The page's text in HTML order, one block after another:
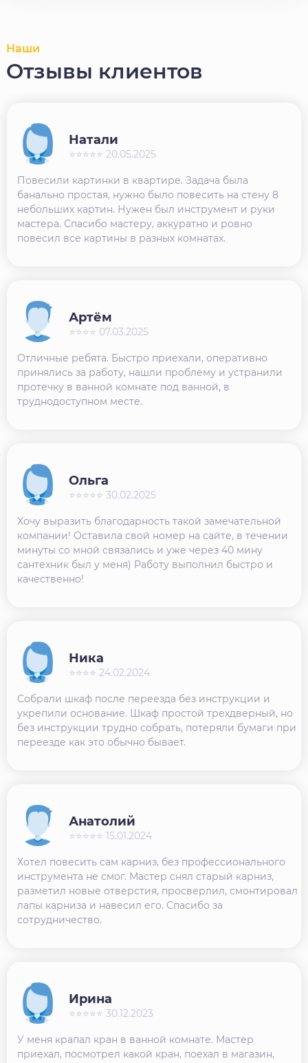
Наши
Отзывы клиентов
Повесили картинки в квартире. Задача была
банально простая, нужно было повесить на стену 8
небольших картин. Нужен был инструмент и руки
мастера. Спасибо мастеру, аккуратно и ровно
повесил все картины в разных комнатах.
Натали
⭐⭐⭐⭐⭐ 20.05.2025
Отличные ребята. Быстро приехали, оперативно
принялись за работу, нашли проблему и устранили
протечку в ванной комнате под ванной, в
труднодоступном месте.
Артём
⭐⭐⭐⭐ 07.03.2025
Хочу выразить благодарность такой замечательной
компании! Оставила свой номер на сайте, в течении
минуты со мной связались и уже через 40 мину
сантехник был у меня) Работу выполнил быстро и
качественно!
Ольга
⭐⭐⭐⭐⭐ 30.02.2025
Собрали шкаф после переезда без инструкции и
укрепили основание. Шкаф простой трехдверный, но
без инструкции трудно собрать, потеряли бумаги при
переезде как это обычно бывает.
Ника
⭐⭐⭐⭐ 24.02.2024
Хотел повесить сам карниз, без профессионального
инструмента не смог. Мастер снял старый карниз,
разметил новые отверстия, просверлил, смонтировал
лапы карниза и навесил его. Спасибо за
сотрудничество.
Анатолий
⭐⭐⭐⭐⭐ 15.01.2024
У меня крапал кран в ванной комнате. Мастер
приехал, посмотрел какой кран, поехал в магазин,
Ирина
⭐⭐⭐⭐⭐ 30.12.2023